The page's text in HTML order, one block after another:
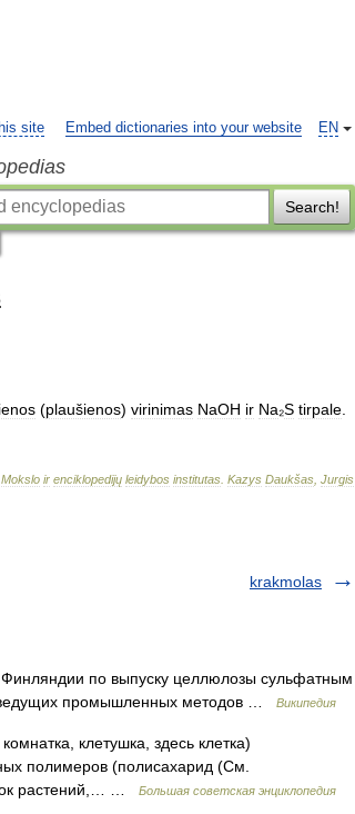
EN
site Embed dictionaries into your website
Search!
(plaušienos) virinimas NaOH ir Na₂S tirpale
Mokslo ir enciklopedijų leidybos institutas Kazys Daukšas Jurgis
krakmolas
по выпуску целлюлозы сульфатным
промышленных методов …
Википедия
клетушка, здесь клетка)
полимеров (полисахарид (См.
растений,… …
Большая советская энциклопедия